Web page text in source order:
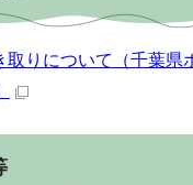
取りについて（千葉県